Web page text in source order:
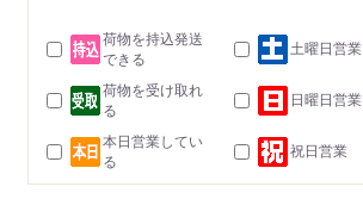
荷物を持込発送
できる
土曜日営業
荷物を受け取れ
る
日曜日営業
本日営業してい
る
祝日営業